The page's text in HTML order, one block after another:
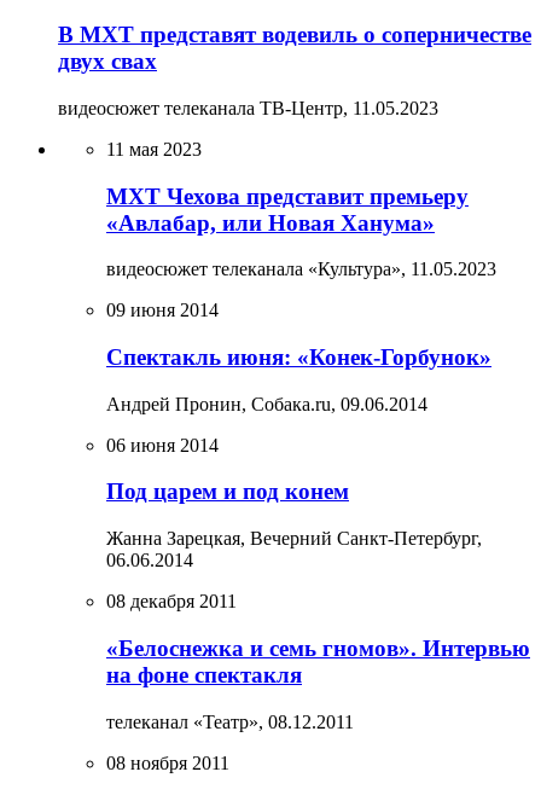
В МХТ представят водевиль о соперничестве
двух свах
видеосюжет телеканала ТВ-Центр, 11.05.2023
11 мая 2023
МХТ Чехова представит премьеру
«Авлабар, или Новая Ханума»
видеосюжет телеканала «Культура», 11.05.2023
09 июня 2014
Спектакль июня: «Конек-Горбунок»
Андрей Пронин, Собака.ru, 09.06.2014
06 июня 2014
Под царем и под конем
Жанна Зарецкая, Вечерний Санкт-Петербург,
06.06.2014
08 декабря 2011
«Белоснежка и семь гномов». Интервью
на фоне спектакля
телеканал «Театр», 08.12.2011
08 ноября 2011